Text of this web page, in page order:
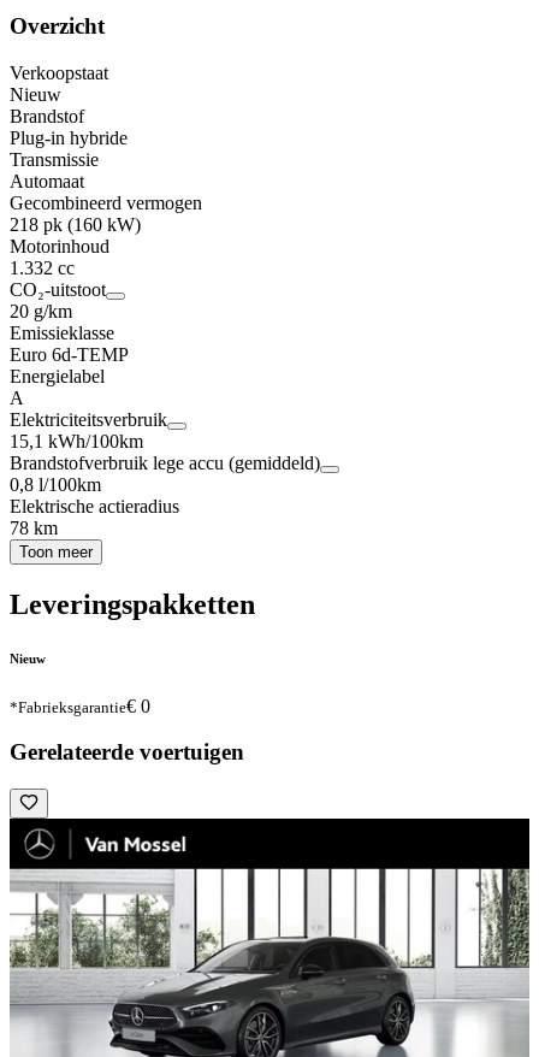
Overzicht
Verkoopstaat
Nieuw
Brandstof
Plug-in hybride
Transmissie
Automaat
Gecombineerd vermogen
218 pk (160 kW)
Motorinhoud
1.332 cc
CO₂-uitstoot
20 g/km
Emissieklasse
Euro 6d-TEMP
Energielabel
A
Elektriciteitsverbruik
15,1 kWh/100km
Brandstofverbruik lege accu (gemiddeld)
0,8 l/100km
Elektrische actieradius
78 km
Toon meer
Leveringspakketten
Nieuw
*Fabrieksgarantie€ 0
Gerelateerde voertuigen